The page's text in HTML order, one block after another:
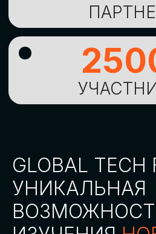
ОСТАВИТЬ
ЗАЯВКУ
СКАЧАТЬ ПРОГРАММУ
СТАТЬ СПИКЕРОМ
Оставьте заявку, наши менеджеры